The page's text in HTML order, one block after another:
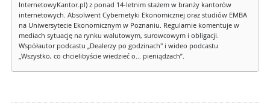
InternetowyKantor.pl) z ponad 14-letnim stażem w branży kantorów
internetowych. Absolwent Cybernetyki Ekonomicznej oraz studiów EMBA
na Uniwersytecie Ekonomicznym w Poznaniu. Regularnie komentuje w
mediach sytuację na rynku walutowym, surowcowym i obligacji.
Współautor podcastu „Dealerzy po godzinach" i wideo podcastu
„Wszystko, co chcielibyście wiedzieć o... pieniądzach”.